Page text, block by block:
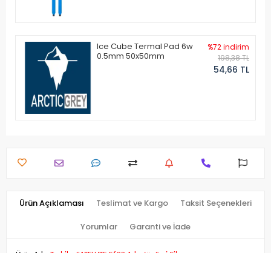
Ice Cube Termal Pad 6w
0.5mm 50x50mm
%72 indirim
198,38 TL
54,66 TL
Ürün Açıklaması Teslimat ve Kargo Taksit Seçenekleri
Yorumlar Garanti ve İade